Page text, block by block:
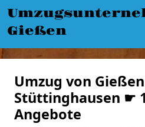
Gießen
Umzug von
Stüttinghausen ☛
Angebote